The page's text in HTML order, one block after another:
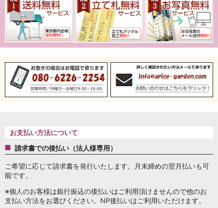
お支払い方法について
請求書での後払い（法人様専用）
ご希望に応じて請求書を発行いたします。月末締めの翌月払いも可
能です。
※個人のお客様は銀行振込の後払いはご利用頂けませんので他のお
支払い方法をお選びください。NP後払いはご利用いただけます。